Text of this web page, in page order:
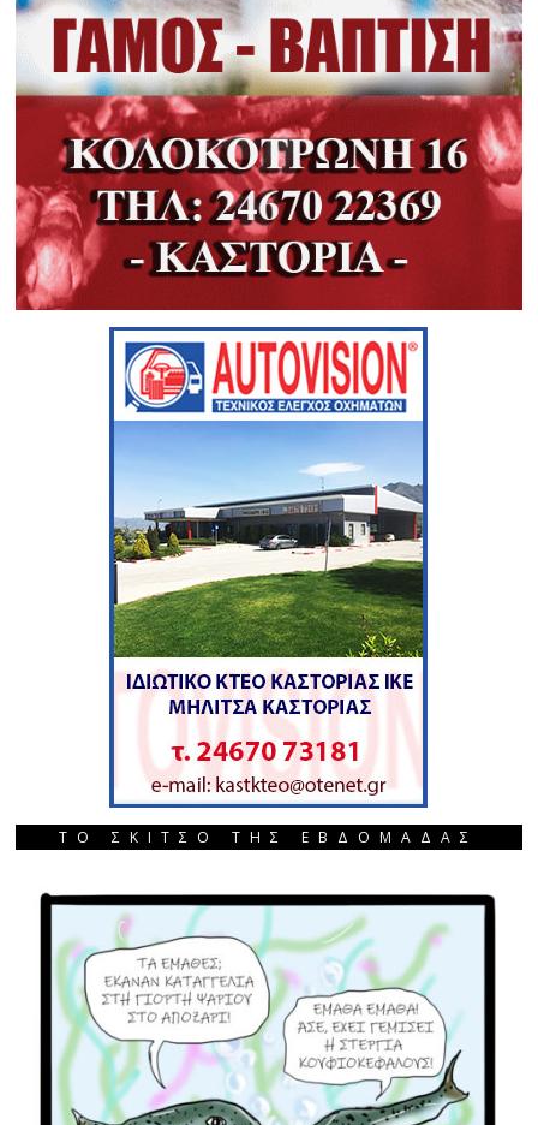
ΤΟ ΣΚΙΤΣΟ ΤΗΣ ΕΒΔΟΜΑΔΑΣ